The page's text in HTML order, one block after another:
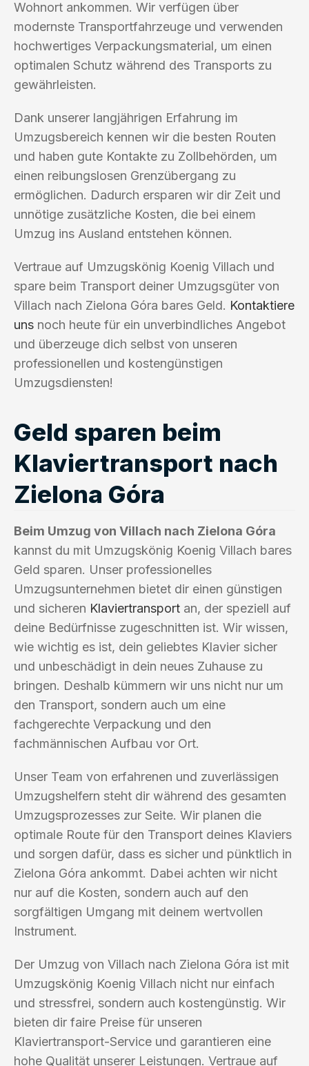
Wohnort ankommen. Wir verfügen über
modernste Transportfahrzeuge und verwenden
hochwertiges Verpackungsmaterial, um einen
optimalen Schutz während des Transports zu
gewährleisten.
Dank unserer langjährigen Erfahrung im
Umzugsbereich kennen wir die besten Routen
und haben gute Kontakte zu Zollbehörden, um
einen reibungslosen Grenzübergang zu
ermöglichen. Dadurch ersparen wir dir Zeit und
unnötige zusätzliche Kosten, die bei einem
Umzug ins Ausland entstehen können.
Vertraue auf Umzugskönig Koenig Villach und
spare beim Transport deiner Umzugsgüter von
Villach nach Zielona Góra bares Geld. Kontaktiere
uns noch heute für ein unverbindliches Angebot
und überzeuge dich selbst von unseren
professionellen und kostengünstigen
Umzugsdiensten!
Geld sparen beim
Klaviertransport nach
Zielona Góra
Beim Umzug von Villach nach Zielona Góra
kannst du mit Umzugskönig Koenig Villach bares
Geld sparen. Unser professionelles
Umzugsunternehmen bietet dir einen günstigen
und sicheren Klaviertransport an, der speziell auf
deine Bedürfnisse zugeschnitten ist. Wir wissen,
wie wichtig es ist, dein geliebtes Klavier sicher
und unbeschädigt in dein neues Zuhause zu
bringen. Deshalb kümmern wir uns nicht nur um
den Transport, sondern auch um eine
fachgerechte Verpackung und den
fachmännischen Aufbau vor Ort.
Unser Team von erfahrenen und zuverlässigen
Umzugshelfern steht dir während des gesamten
Umzugsprozesses zur Seite. Wir planen die
optimale Route für den Transport deines Klaviers
und sorgen dafür, dass es sicher und pünktlich in
Zielona Góra ankommt. Dabei achten wir nicht
nur auf die Kosten, sondern auch auf den
sorgfältigen Umgang mit deinem wertvollen
Instrument.
Der Umzug von Villach nach Zielona Góra ist mit
Umzugskönig Koenig Villach nicht nur einfach
und stressfrei, sondern auch kostengünstig. Wir
bieten dir faire Preise für unseren
Klaviertransport-Service und garantieren eine
hohe Qualität unserer Leistungen. Vertraue auf